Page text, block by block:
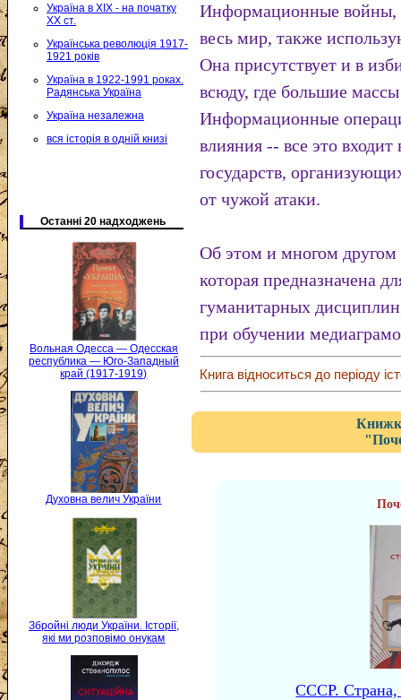
Україна в XIX - на початку
XX ст.
Українська революція 1917-
1921 років
Україна в 1922-1991 роках.
Радянська Україна
Україна незалежна
вся історія в одній книзі
Останні 20 надходжень
Вольная Одесса — Одесская
республика — Юго-Западный
край (1917-1919)
Духовна велич України
Збройні люди України. Історії,
які ми розповімо онукам
Информационные войны,
весь мир, также
Она присутствует и в
всюду, где большие
Информационные
влияния -- все это
государств,
от чужой атаки.
Об этом и многом другом
которая предназначена
гуманитарных
при обучении
Книга відноситься до періоду
СССР. Страна,